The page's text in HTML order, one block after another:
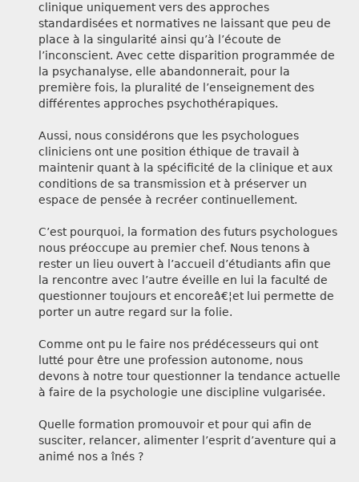
clinique uniquement vers des approches
standardisées et normatives ne laissant que peu de
place à la singularité ainsi qu’à l’écoute de
l’inconscient. Avec cette disparition programmée de
la psychanalyse, elle abandonnerait, pour la
première fois, la pluralité de l’enseignement des
différentes approches psychothérapiques.
Aussi, nous considérons que les psychologues
cliniciens ont une position éthique de travail à
maintenir quant à la spécificité de la clinique et aux
conditions de sa transmission et à préserver un
espace de pensée à recréer continuellement.
C’est pourquoi, la formation des futurs psychologues
nous préoccupe au premier chef. Nous tenons à
rester un lieu ouvert à l’accueil d’étudiants afin que
la rencontre avec l’autre éveille en lui la faculté de
questionner toujours et encoreâ€¦et lui permette de
porter un autre regard sur la folie.
Comme ont pu le faire nos prédécesseurs qui ont
lutté pour être une profession autonome, nous
devons à notre tour questionner la tendance actuelle
à faire de la psychologie une discipline vulgarisée.
Quelle formation promouvoir et pour qui afin de
susciter, relancer, alimenter l’esprit d’aventure qui a
animé nos a înés ?